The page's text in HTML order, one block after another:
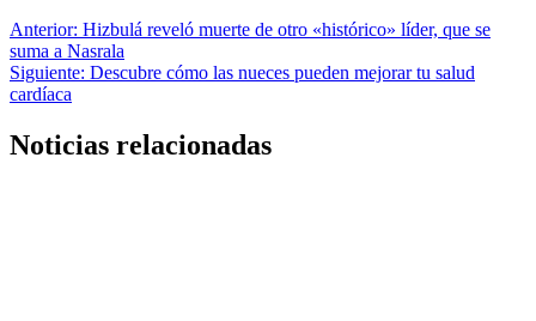
Navegación
de
entradas
Anterior: Hizbulá reveló muerte de otro «histórico» líder, que se
suma a Nasrala
Siguiente: Descubre cómo las nueces pueden mejorar tu salud
cardíaca
Noticias relacionadas